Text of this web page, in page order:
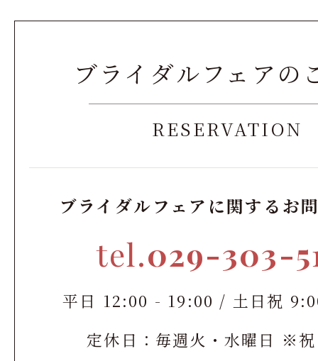
ブライダルフェアの
RESERVATION
ブライダルフェアに関するお
tel.029-303-
平日 12:00 - 19:00 / 土日祝
定休日：毎週火・水曜日 ※